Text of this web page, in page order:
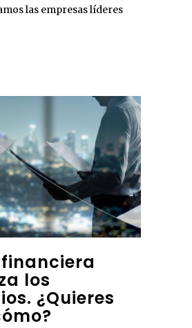
las empresas líderes
los
¿Quieres